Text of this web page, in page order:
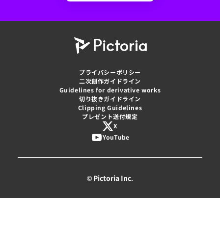
プライバシーポリシー
二次創作ガイドライン
Guidelines for derivative works
切り抜きガイドライン
Clipping Guidelines
プレゼント送付規定
X
YouTube
© Pictoria Inc.